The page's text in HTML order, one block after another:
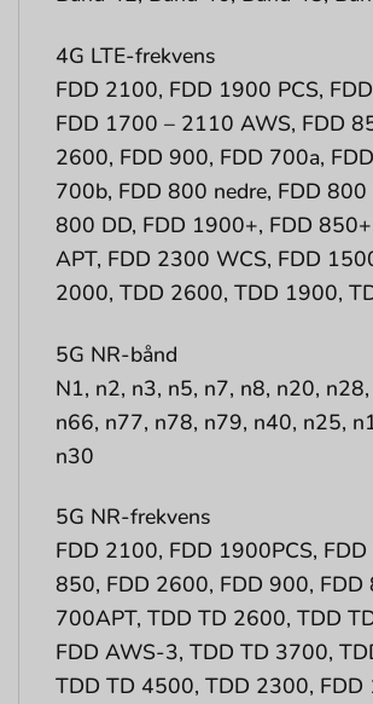
4G LTE-frekvens
FDD 2100, FDD 1900 PCS,
FDD 1700 – 2110 AWS, FDD
2600, FDD 900, FDD 700a,
700b, FDD 800 nedre, FDD 800
800 DD, FDD 1900+, FDD
APT, FDD 2300 WCS, FDD
2000, TDD 2600, TDD 1900,
5G NR-bånd
N1, n2, n3, n5, n7, n8, n20,
n66, n77, n78, n79, n40, n25,
n30
5G NR-frekvens
FDD 2100, FDD 1900PCS,
850, FDD 2600, FDD 900, FDD
700APT, TDD TD 2600, TDD
FDD AWS-3, TDD TD 3700,
TDD TD 4500, TDD 2300, FDD